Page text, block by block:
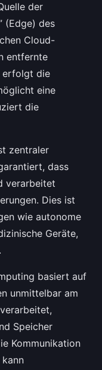
der
(Edge) des
Cloud-
entfernte
erfolgt die
eine
die
zentraler
dass
verarbeitet
Dies ist
wie autonome
Geräte,
basiert auf
unmittelbar am
Speicher
Kommunikation